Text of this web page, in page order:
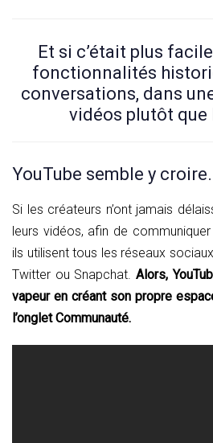
Et si c’était plus
fonctionnalités
conversations, dans
vidéos plutôt que
YouTube semble y croire.
Si les créateurs n’ont jamais
leurs vidéos, afin de
ils utilisent tous les réseaux
Twitter ou Snapchat. Alors,
vapeur en créant son propre
l’onglet Communauté.